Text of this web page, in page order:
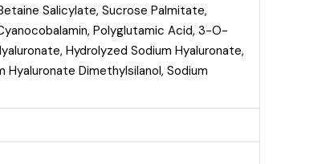
Salicylate, Sucrose Palmitate,
Polyglutamic Acid, 3-O-
Hydrolyzed Sodium Hyaluronate,
Dimethylsilanol, Sodium